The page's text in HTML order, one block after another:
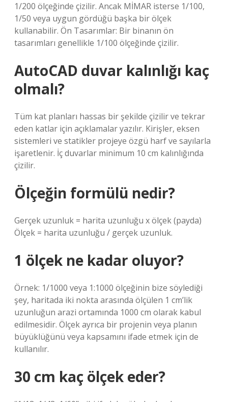
1/200 ölçeğinde çizilir. Ancak MİMAR isterse 1/100,
1/50 veya uygun gördüğü başka bir ölçek
kullanabilir. Ön Tasarımlar: Bir binanın ön
tasarımları genellikle 1/100 ölçeğinde çizilir.
AutoCAD duvar kalınlığı kaç
olmalı?
Tüm kat planları hassas bir şekilde çizilir ve tekrar
eden katlar için açıklamalar yazılır. Kirişler, eksen
sistemleri ve statikler projeye özgü harf ve sayılarla
işaretlenir. İç duvarlar minimum 10 cm kalınlığında
çizilir.
Ölçeğin formülü nedir?
Gerçek uzunluk = harita uzunluğu x ölçek (payda)
Ölçek = harita uzunluğu / gerçek uzunluk.
1 ölçek ne kadar oluyor?
Örnek: 1/1000 veya 1:1000 ölçeğinin bize söylediği
şey, haritada iki nokta arasında ölçülen 1 cm’lik
uzunluğun arazi ortamında 1000 cm olarak kabul
edilmesidir. Ölçek ayrıca bir projenin veya planın
büyüklüğünü veya kapsamını ifade etmek için de
kullanılır.
30 cm kaç ölçek eder?